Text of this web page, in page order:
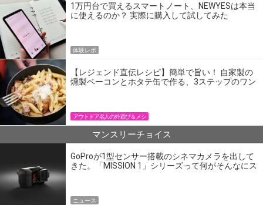
1万円台で買えるスマートノート、NEWYESは本当
に使えるのか？ 実際に購入して試してみた
体験レポ
【レジェンド直伝レシピ】簡単で旨い！ 自家製の
燻製ベーコンとホタテ缶で作る、3ステップのワン
アウトドア名人の外遊び＆メシ
マンスリーチョイス
GoProが1型センサー搭載のシネマカメラを出して
きた。「MISSION 1」シリーズって何がそんなにス
ニュース